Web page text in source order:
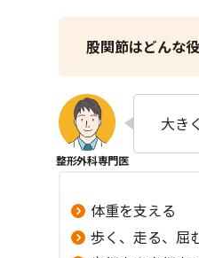
股関節はどんな
大き
体重を支える
歩く、走る、屈